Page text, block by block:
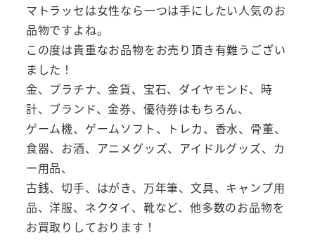
マトラッセは女性なら一つは手にしたい人気のお
品物ですよね。
この度は貴重なお品物をお売り頂き有難うござい
ました！
金、プラチナ、金貨、宝石、ダイヤモンド、時
計、ブランド、金券、優待券はもちろん、
ゲーム機、ゲームソフト、トレカ、香水、骨董、
食器、お酒、アニメグッズ、アイドルグッズ、カ
ー用品、
古銭、切手、はがき、万年筆、文具、キャンプ用
品、洋服、ネクタイ、靴など、他多数のお品物を
お買取りしております！